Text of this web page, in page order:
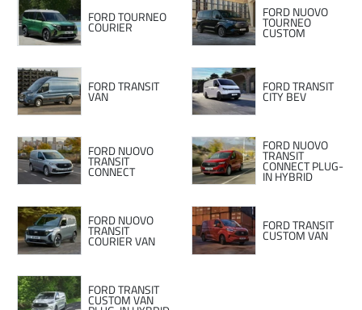
FORD TOURNEO
COURIER
FORD NUOVO
TOURNEO
CUSTOM
FORD TRANSIT
VAN
FORD TRANSIT
CITY BEV
FORD NUOVO
TRANSIT
CONNECT
FORD NUOVO
TRANSIT
CONNECT PLUG-
IN HYBRID
FORD NUOVO
TRANSIT
COURIER VAN
FORD TRANSIT
CUSTOM VAN
FORD TRANSIT
CUSTOM VAN